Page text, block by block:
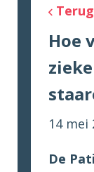
Hoe
14 mei
De